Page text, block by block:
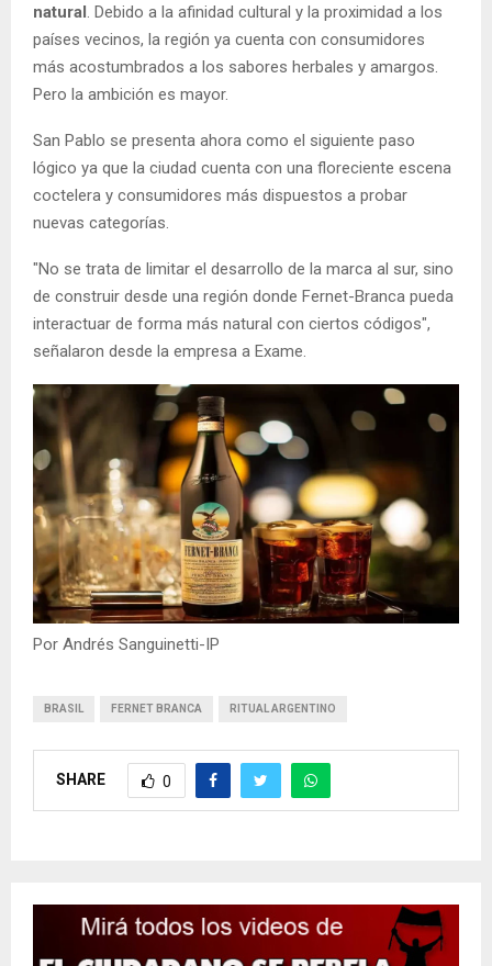
natural. Debido a la afinidad cultural y la proximidad a los
países vecinos, la región ya cuenta con consumidores
más acostumbrados a los sabores herbales y amargos.
Pero la ambición es mayor.
San Pablo se presenta ahora como el siguiente paso
lógico ya que la ciudad cuenta con una floreciente escena
coctelera y consumidores más dispuestos a probar
nuevas categorías.
"No se trata de limitar el desarrollo de la marca al sur, sino
de construir desde una región donde Fernet-Branca pueda
interactuar de forma más natural con ciertos códigos",
señalaron desde la empresa a Exame.
Por Andrés Sanguinetti-IP
BRASIL FERNET BRANCA RITUAL ARGENTINO
SHARE 0